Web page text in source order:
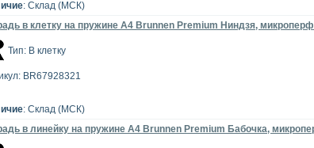
: Склад (МСК)
в клетку на пружине А4 Brunnen Premium Ниндзя,
Тип: В клетку
BR67928321
: Склад (МСК)
в линейку на пружине А4 Brunnen Premium Бабочка,